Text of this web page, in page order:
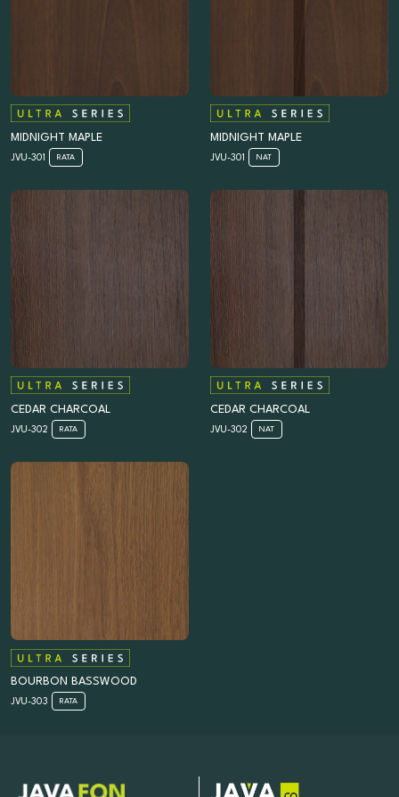
MIDNIGHT MAPLE
JVU-301 RATA
MIDNIGHT MAPLE
JVU-301 NAT
CEDAR CHARCOAL
JVU-302 RATA
CEDAR CHARCOAL
JVU-302 NAT
BOURBON BASSWOOD
JVU-303 RATA